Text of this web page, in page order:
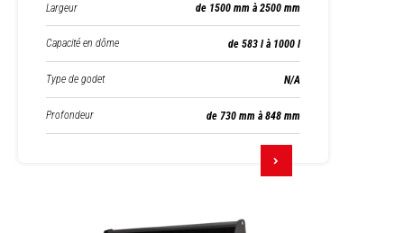
Largeur de 1500 mm à 2500 mm
Capacité en dôme de 583 l à 1000 l
Type de godet N/A
Profondeur de 730 mm à 848 mm